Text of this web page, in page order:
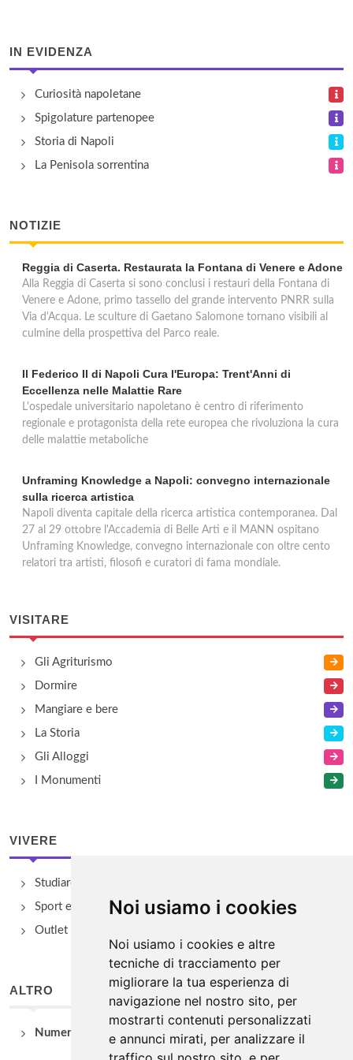
Noi usiamo i cookies
Noi usiamo i cookies e altre
tecniche di tracciamento per
migliorare la tua esperienza di
navigazione nel nostro sito, per
mostrarti contenuti personalizzati
e annunci mirati, per analizzare il
IN EVIDENZA
Curiosità napoletane
Spigolature partenopee
Storia di Napoli
La Penisola sorrentina
NOTIZIE
Reggia di Caserta. Restaurata la Fontana di Venere e Adone
Alla Reggia di Caserta si sono conclusi i restauri della Fontana di
Venere e Adone, primo tassello del grande intervento PNRR sulla
Via d'Acqua. Le sculture di Gaetano Salomone tornano visibili al
culmine della prospettiva del Parco reale.
Il Federico II di Napoli Cura l'Europa: Trent'Anni di
Eccellenza nelle Malattie Rare
L'ospedale universitario napoletano è centro di riferimento
regionale e protagonista della rete europea che rivoluziona la cura
delle malattie metaboliche
Unframing Knowledge a Napoli: convegno internazionale
sulla ricerca artistica
Napoli diventa capitale della ricerca artistica contemporanea. Dal
27 al 29 ottobre l'Accademia di Belle Arti e il MANN ospitano
Unframing Knowledge, convegno internazionale con oltre cento
relatori tra artisti, filosofi e curatori di fama mondiale.
VISITARE
Gli Agriturismo
Dormire
Mangiare e bere
La Storia
Gli Alloggi
I Monumenti
VIVERE
Studiare
Sport e Benessere
Outlet e spacci aziendali
ALTRO
Numeri Utili